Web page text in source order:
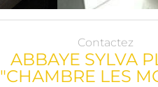
Contactez
ABBAYE SYLVA
"CHAMBRE LES